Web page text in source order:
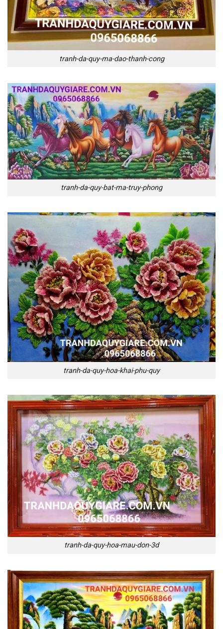
tranh-da-quy-ma-dao-thanh-cong
tranh-da-quy-bat-ma-truy-phong
tranh-da-quy-hoa-khai-phu-quy
tranh-da-quy-hoa-mau-don-3d